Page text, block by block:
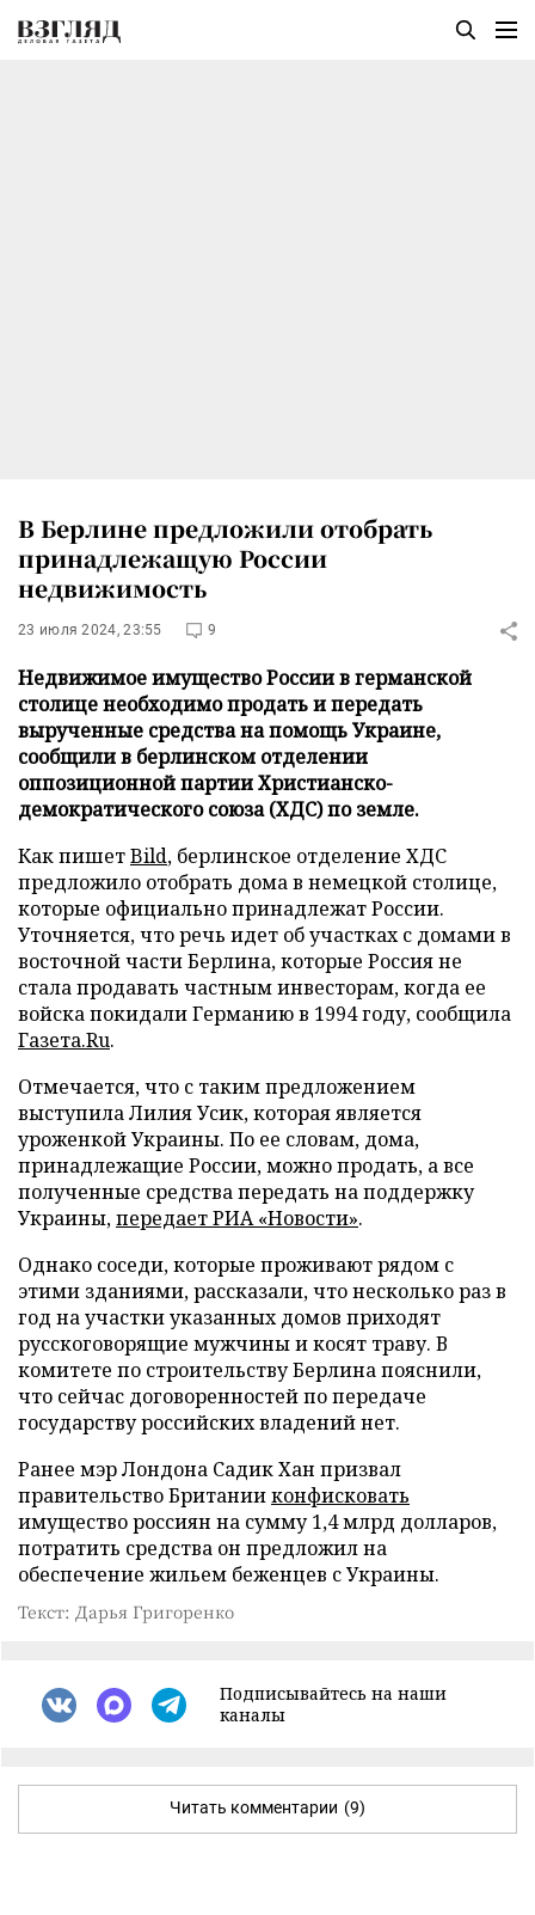
В Берлине предложили отобрать
принадлежащую России
недвижимость
23 июля 2024, 23:55 9
Недвижимое имущество России в германской
столице необходимо продать и передать
вырученные средства на помощь Украине,
сообщили в берлинском отделении
оппозиционной партии Христианско-
демократического союза (ХДС) по земле.
Как пишетBild, берлинское отделение ХДС
предложило отобрать дома в немецкой столице,
которые официально принадлежат России.
Уточняется, что речь идет об участках с домами в
восточной части Берлина, которые Россия не
стала продавать частным инвесторам, когда ее
войска покидали Германию в 1994 году, сообщила
Газета.Ru.
Отмечается, что с таким предложением
выступила Лилия Усик, которая является
уроженкой Украины. По ее словам, дома,
принадлежащие России, можно продать, а все
полученные средства передать на поддержку
Украины,передаетРИА «Новости».
Однако соседи, которые проживают рядом с
этими зданиями, рассказали, что несколько раз в
год на участки указанных домов приходят
русскоговорящие мужчины и косят траву. В
комитете по строительству Берлина пояснили,
что сейчас договоренностей по передаче
государству российских владений нет.
Ранее мэр Лондона Садик Хан призвал
правительство Британииконфисковать
имущество россиян на сумму 1,4 млрд долларов,
потратить средства он предложил на
обеспечение жильем беженцев с Украины.
Текст: Дарья Григоренко
Подписывайтесь на наши
каналы
Читать комментарии (9)